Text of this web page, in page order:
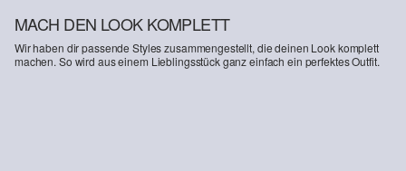
MACH DEN LOOK KOMPLETT
Wir haben dir passende Styles zusammengestellt, die deinen Look komplett
machen. So wird aus einem Lieblingsstück ganz einfach ein perfektes Outfit.